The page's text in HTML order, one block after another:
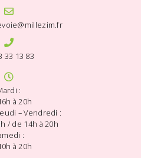
33 13 83
:
à 20h
– Vendredi :
/ de 14h à 20h
:
à 20h